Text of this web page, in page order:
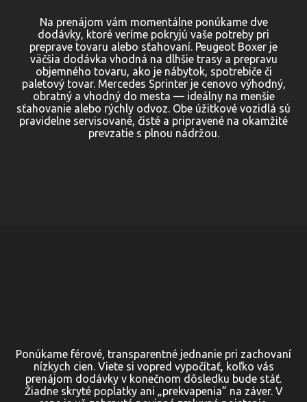
Na prenájom vám momentálne ponúkame dve
dodávky, ktoré veríme pokryjú vaše potreby pri
preprave tovaru alebo sťahovaní. Peugeot Boxer je
väčšia dodávka vhodná na dlhšie trasy a prepravu
objemného tovaru, ako je nábytok, spotrebiče či
paletový tovar. Mercedes Sprinter je cenovo výhodný,
obratný a vhodný do mesta — ideálny na menšie
sťahovanie alebo rýchly odvoz. Obe úžitkové vozidlá sú
pravidelne servisované, čisté a pripravené na okamžité
prevzatie s plnou nádržou.
Ponúkame férové, transparentné jednanie pri zachovaní
nízkych cien. Viete si vopred vypočítať, koľko vás
prenájom dodávky v konečnom dôsledku bude stáť.
Žiadne skryté poplatky ani „prekvapenia” na záver. V